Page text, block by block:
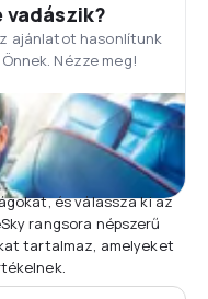
vadászik?
ajánlatot hasonlítunk
Nézze meg!
és válassza ki az
rangsora népszerű
tartalmaz, amelyeket